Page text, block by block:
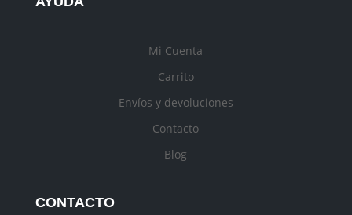
Mi Cuenta
Carrito
Envíos y devoluciones
Contacto
Blog
CONTACTO